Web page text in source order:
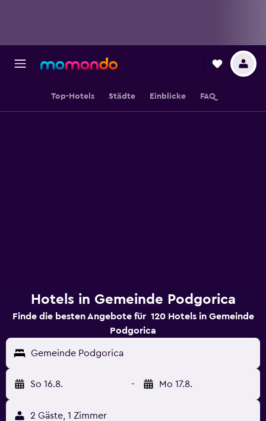
Top-Hotels Städte Einblicke FAQ
Hotels in Gemeinde Podgorica
Finde die besten Angebote für 120 Hotels in Gemeinde
Podgorica
Gemeinde Podgorica
So 16.8. - Mo 17.8.
2 Gäste, 1 Zimmer